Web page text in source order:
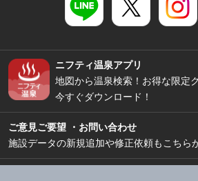
ニフティ温泉アプリ
地図から温泉検索！お得な限定
今すぐダウンロード！
ご意見ご要望 ・お問い合わせ
施設データの新規追加や修正依頼もこちら